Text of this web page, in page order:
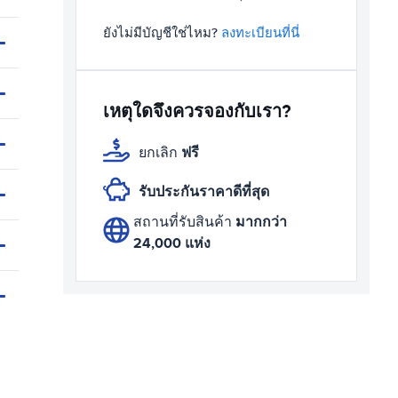
ยังไม่มีบัญชีใช่ไหม? ลงทะเบียนที่นี่
เหตุใดจึงควรจองกับเรา?
ยกเลิก ฟรี
รับประกันราคาดีที่สุด
สถานที่รับสินค้า มากกว่า
24,000 แห่ง